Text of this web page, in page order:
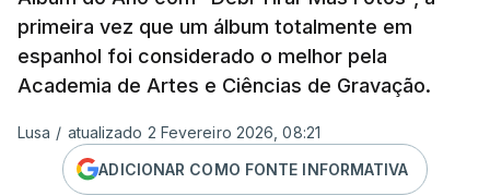
primeira vez que um álbum totalmente em
espanhol foi considerado o melhor pela
Academia de Artes e Ciências de Gravação.
Lusa / atualizado 2 Fevereiro 2026, 08:21
ADICIONAR COMO FONTE INFORMATIVA